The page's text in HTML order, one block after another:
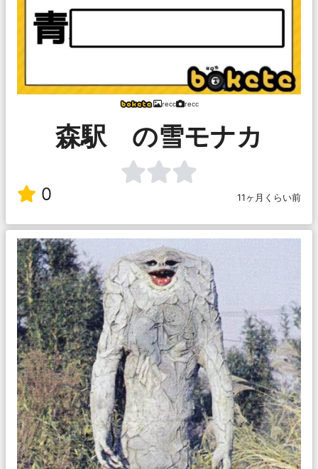
recc recc
森駅 の雪モナカ
0 11ヶ月くらい前